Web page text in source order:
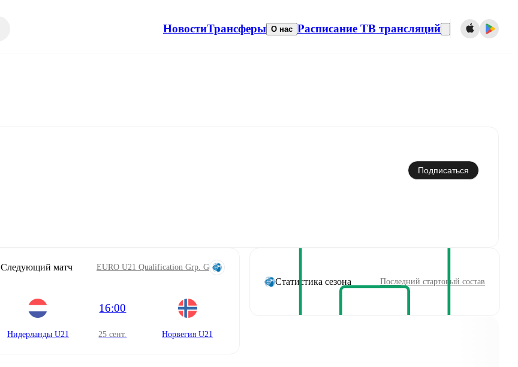
НовостиТрансферы О нас Расписание ТВ трансляций
Подписаться
Следующий матч EURO U21 Qualification Grp. G
Нидерланды U21
16:00
25 сент. Норвегия U21
Статистика сезона Последний стартовый состав